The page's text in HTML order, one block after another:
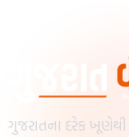
ગુજરાતના દરેક ખૂણેથી